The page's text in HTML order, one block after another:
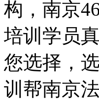
构，南京
培训学员
您选择，
训帮南京